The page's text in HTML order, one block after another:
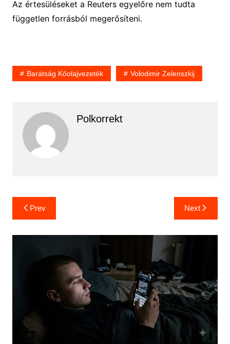
Az értesüléseket a Reuters egyelőre nem tudta
független forrásból megerősíteni.
Barátság Kőolajvezeték Volodimir Zelenszkij
Polkorrekt
Bejegyzés
navigáció
Prev Next